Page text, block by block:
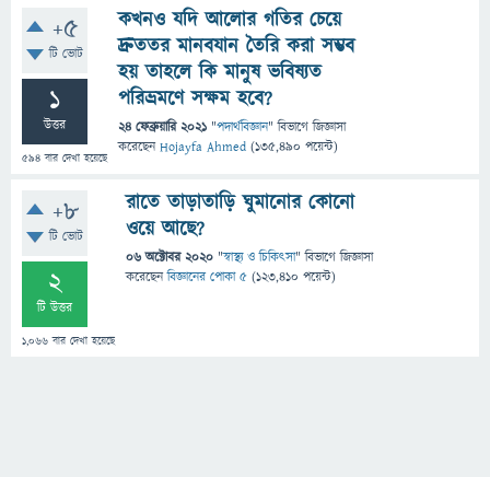
+5
টি ভোট
1
উত্তর
594 বার দেখা হয়েছে
কখনও যদি আলোর গতির চেয়ে
দ্রুততর মানবযান তৈরি করা সম্ভব
হয় তাহলে কি মানুষ ভবিষ্যত
পরিভ্রমণে সক্ষম হবে?
24 ফেব্রুয়ারি 2021 "পদার্থবিজ্ঞান" বিভাগে জিজ্ঞাসা
করেছেনHojayfa Ahmed (135,490 পয়েন্ট)
+8
টি ভোট
2
টি উত্তর
1,066 বার দেখা হয়েছে
রাতে তাড়াতাড়ি ঘুমানোর কোনো
ওয়ে আছে?
06 অক্টোবর 2020 "স্বাস্থ্য ও চিকিৎসা" বিভাগে জিজ্ঞাসা
করেছেনবিজ্ঞানের পোকা ৫ (123,410 পয়েন্ট)